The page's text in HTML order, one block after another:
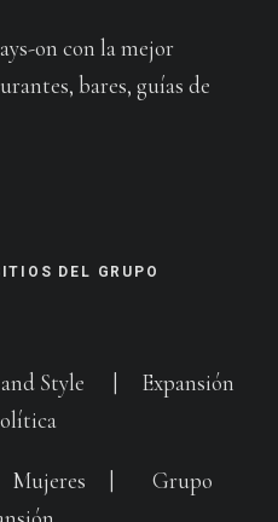
on con la mejor
bares, guías de
DEL GRUPO
Style
Expansión
Mujeres
Grupo